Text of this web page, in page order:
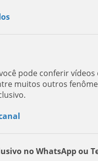
pode conferir
muitos outros
no WhatsApp ou